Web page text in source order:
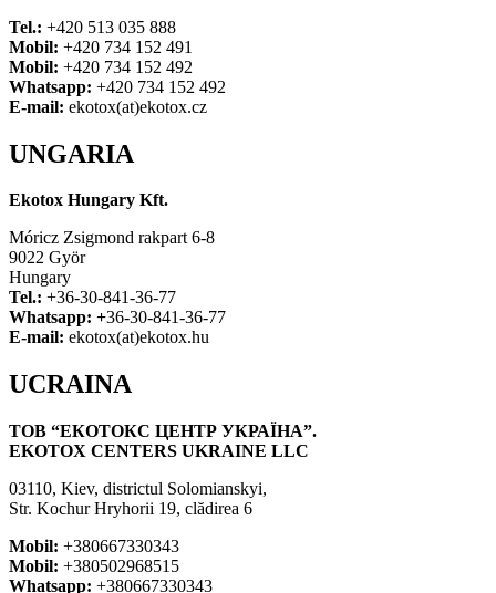
Tel.: +420 513 035 888
Mobil: +420 734 152 491
Mobil: +420 734 152 492
Whatsapp: +420 734 152 492
E-mail: ekotox(at)ekotox.cz
UNGARIA
Ekotox Hungary Kft.
Móricz Zsigmond rakpart 6-8
9022 Györ
Hungary
Tel.: +36-30-841-36-77
Whatsapp: +36-30-841-36-77
E-mail: ekotox(at)ekotox.hu
UCRAINA
ТОВ “ЕКОТОКС ЦЕНТР УКРАЇНА”.
EKOTOX CENTERS UKRAINE LLC
03110, Kiev, districtul Solomianskyi,
Str. Kochur Hryhorii 19, clădirea 6
Mobil: +380667330343
Mobil: +380502968515
Whatsapp: +380667330343